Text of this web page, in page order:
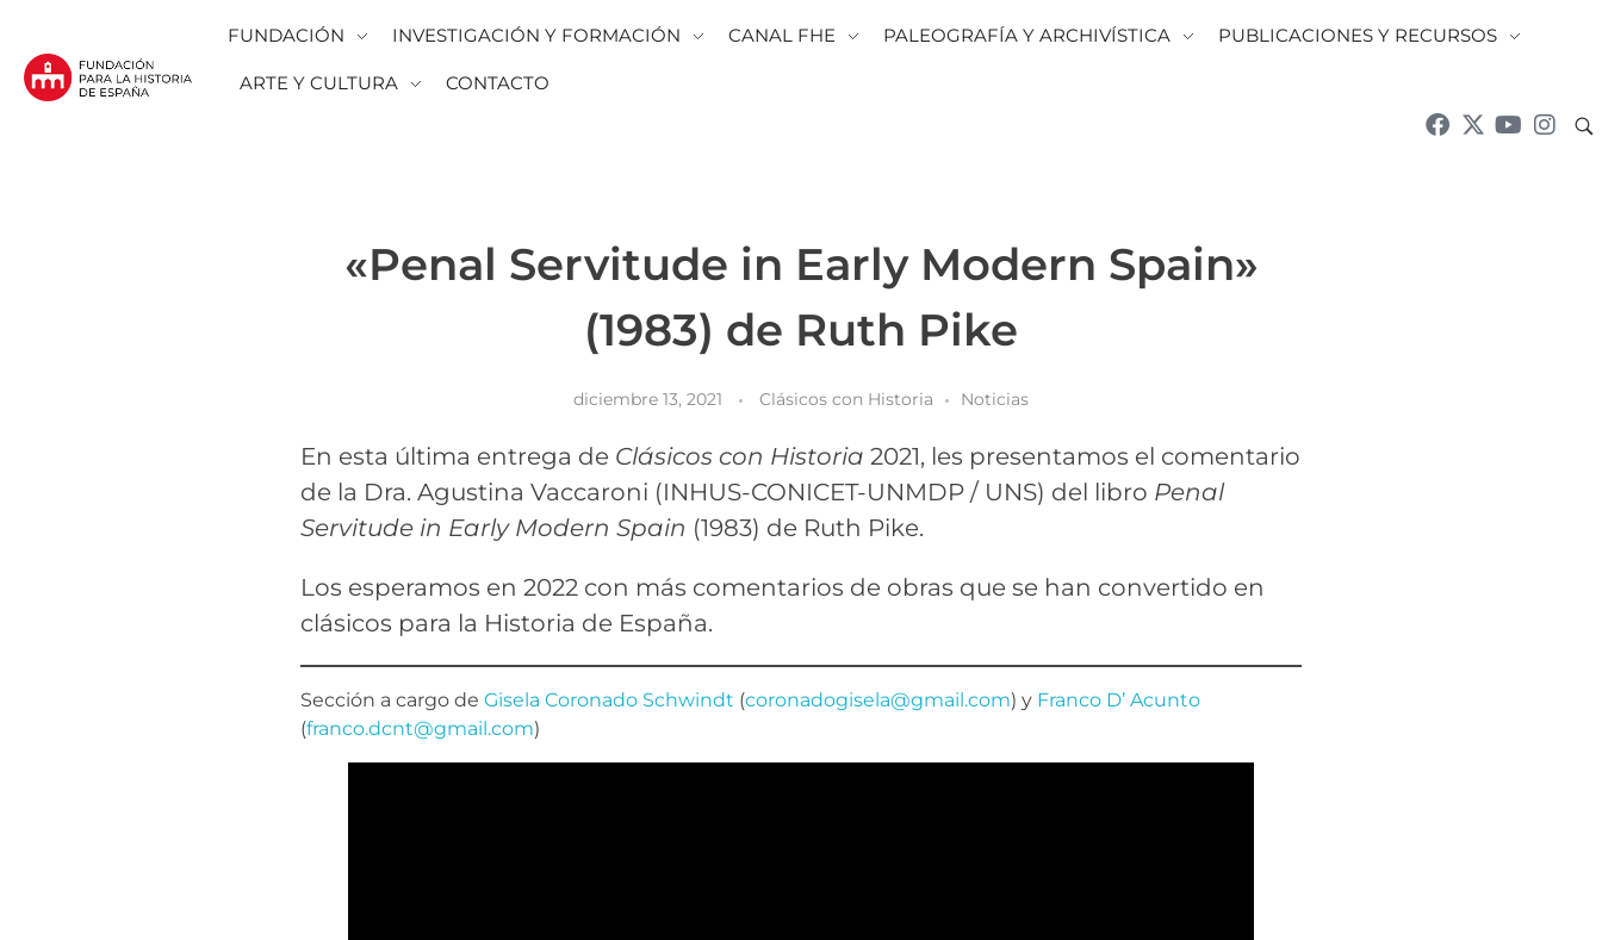
FUNDACIÓN INVESTIGACIÓN Y FORMACIÓN CANAL FHE PALEOGRAFÍA Y ARCHIVÍSTICA PUBLICACIONES Y RECURSOS
ARTE Y CULTURA CONTACTO
«Penal Servitude in Early Modern Spain»
(1983) de Ruth Pike
diciembre 13, 2021 Clásicos con Historia Noticias
En esta última entrega de Clásicos con Historia 2021, les presentamos el comentario
de la Dra. Agustina Vaccaroni (INHUS-CONICET-UNMDP / UNS) del libro Penal
Servitude in Early Modern Spain (1983) de Ruth Pike.
Los esperamos en 2022 con más comentarios de obras que se han convertido en
clásicos para la Historia de España.
Sección a cargo de Gisela Coronado Schwindt (coronadogisela@gmail.com) y Franco D’ Acunto
(franco.dcnt@gmail.com)